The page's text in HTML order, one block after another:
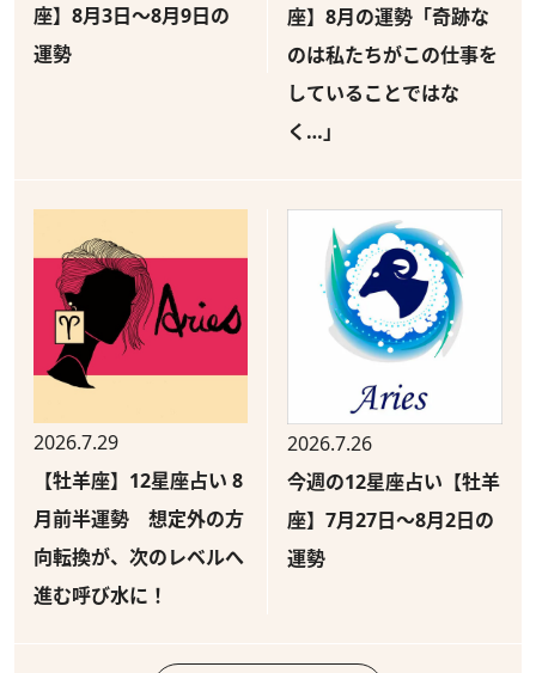
座】8月3日～8月9日の
運勢
座】8月の運勢「奇跡な
のは私たちがこの仕事を
していることではな
く…」
2026.7.29
【牡羊座】12星座占い 8
月前半運勢 想定外の方
向転換が、次のレベルへ
進む呼び水に！
2026.7.26
今週の12星座占い【牡羊
座】7月27日～8月2日の
運勢